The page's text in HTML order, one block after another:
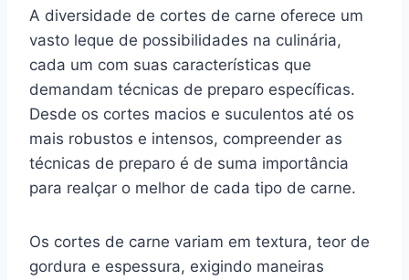
A diversidade de cortes de carne oferece um
vasto leque de possibilidades na culinária,
cada um com suas características que
demandam técnicas de preparo específicas.
Desde os cortes macios e suculentos até os
mais robustos e intensos, compreender as
técnicas de preparo é de suma importância
para realçar o melhor de cada tipo de carne.
Os cortes de carne variam em textura, teor de
gordura e espessura, exigindo maneiras